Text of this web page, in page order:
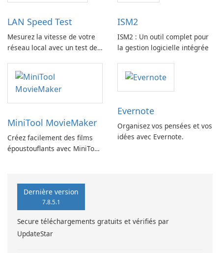
LAN Speed Test
Mesurez la vitesse de votre
réseau local avec un test de
ISM2
ISM2 : Un outil complet pour
la gestion logicielle intégrée
MiniTool MovieMaker
Créez facilement des films
époustouflants avec MiniTool
Evernote
Organisez vos pensées et vos
idées avec Evernote.
Dernière version
7.8.5.1
Secure téléchargements gratuits et vérifiés par
UpdateStar